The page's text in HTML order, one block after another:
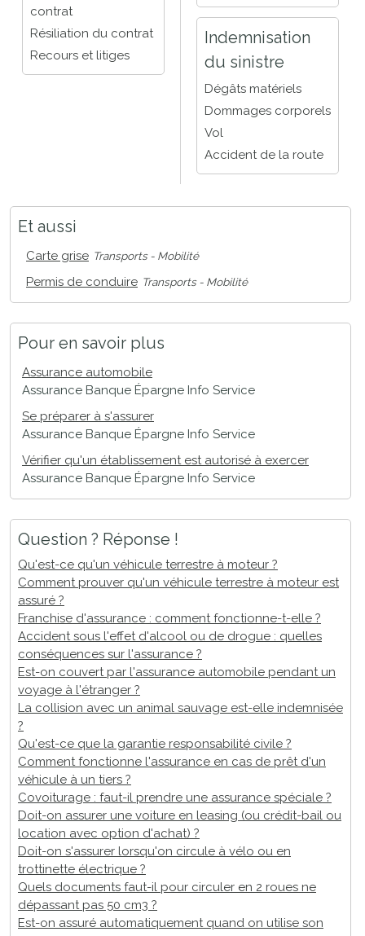
contrat
Résiliation du contrat
Recours et litiges
Indemnisation
du sinistre
Dégâts matériels
Dommages corporels
Vol
Accident de la route
Et aussi
Carte grise Transports - Mobilité
Permis de conduire Transports - Mobilité
Pour en savoir plus
Assurance automobile
Assurance Banque Épargne Info Service
Se préparer à s'assurer
Assurance Banque Épargne Info Service
Vérifier qu'un établissement est autorisé à exercer
Assurance Banque Épargne Info Service
Question ? Réponse !
Qu'est-ce qu'un véhicule terrestre à moteur ?
Comment prouver qu'un véhicule terrestre à moteur est
assuré ?
Franchise d'assurance : comment fonctionne-t-elle ?
Accident sous l'effet d'alcool ou de drogue : quelles
conséquences sur l'assurance ?
Est-on couvert par l'assurance automobile pendant un
voyage à l'étranger ?
La collision avec un animal sauvage est-elle indemnisée
?
Qu'est-ce que la garantie responsabilité civile ?
Comment fonctionne l'assurance en cas de prêt d'un
véhicule à un tiers ?
Covoiturage : faut-il prendre une assurance spéciale ?
Doit-on assurer une voiture en leasing (ou crédit-bail ou
location avec option d'achat) ?
Doit-on s'assurer lorsqu'on circule à vélo ou en
trottinette électrique ?
Quels documents faut-il pour circuler en 2 roues ne
dépassant pas 50 cm3 ?
Est-on assuré automatiquement quand on utilise son